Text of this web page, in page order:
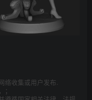
络收集或用户发布.